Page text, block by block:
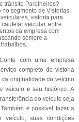
trânsito Parelheiros?
segmento de Vistorias,
vistoria para
veicular, entre
da empresa com
sempre a
com uma empresa
completo de vistoria
originalidade do veículo
veículo e seu histórico. A
do veículo seja
é possível fazer a
suas condições